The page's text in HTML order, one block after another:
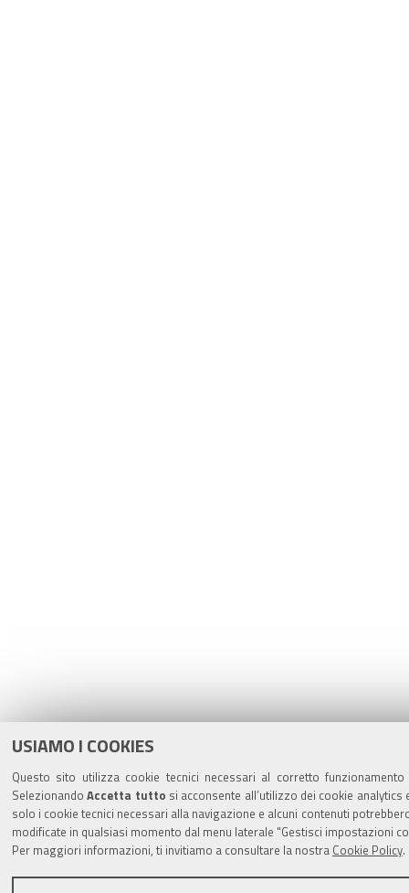
USIAMO I COOKIES
Questo sito utilizza cookie tecnici necessari al corretto
SelezionandoAccetta tutto si acconsente all’utilizzo dei cookie
solo i cookie tecnici necessari alla navigazione e alcuni contenuti
modificate in qualsiasi momento dal menu laterale "Gestisci impostazioni
Per maggiori informazioni, ti invitiamo a consultare la nostra Cookie Policy.